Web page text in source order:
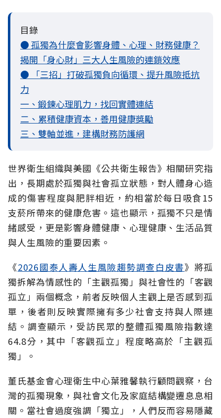
目錄
● 孤獨為什麼會影響身體、心理、財務健康？
揭開「身心財」三大人生風險的連鎖效應
● 「三招」打破孤獨負向循環、提升風險抵抗
力
一、鍛鍊心理肌力，找回實體連結
二、累積健康資本，善用健康獎勵
三、雙軸並進，建構財務防護網
世界衛生組織與美國《公共衛生報告》相關研究指
出，長期處於孤獨與社會孤立狀態，對人體身心造
成的傷害程度與肥胖相近，約相當於每日吸食15
支菸所帶來的健康危害。這也顯示，孤獨不只是情
緒感受，更是影響身體健康、心理健康、生活品質
與人生風險的重要因素。
《2026國泰人壽人生風險趨勢調查白皮書》將孤
獨拆解為情感性的「主觀孤獨」與社會性的「客觀
孤立」兩個概念，前者反映個人主觀上是否感到孤
單，後者則反映實際擁有多少社會支持與人際連
結。調查顯示，受訪民眾的整體孤獨風險指數達
64.8分，其中「客觀孤立」程度略高於「主觀孤
獨」。
董氏基金會心理衛生中心葉雅馨執行顧問觀察，台
灣的孤獨現象，與社會文化及家庭結構變遷息息相
關。當社會過度強調「獨立」，人們反而容易隱藏